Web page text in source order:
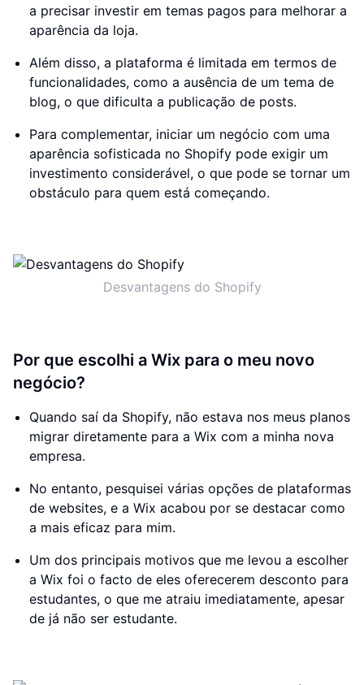
a precisar investir em temas pagos para melhorar a
aparência da loja.
Além disso, a plataforma é limitada em termos de
funcionalidades, como a ausência de um tema de
blog, o que dificulta a publicação de posts.
Para complementar, iniciar um negócio com uma
aparência sofisticada no Shopify pode exigir um
investimento considerável, o que pode se tornar um
obstáculo para quem está começando.
Desvantagens do Shopify
Por que escolhi a Wix para o meu novo
negócio?
Quando saí da Shopify, não estava nos meus planos
migrar diretamente para a Wix com a minha nova
empresa.
No entanto, pesquisei várias opções de plataformas
de websites, e a Wix acabou por se destacar como
a mais eficaz para mim.
Um dos principais motivos que me levou a escolher
a Wix foi o facto de eles oferecerem desconto para
estudantes, o que me atraiu imediatamente, apesar
de já não ser estudante.